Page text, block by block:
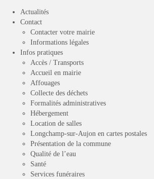
Actualités
Contact
Contacter votre mairie
Informations légales
Infos pratiques
Accès / Transports
Accueil en mairie
Affouages
Collecte des déchets
Formalités administratives
Hébergement
Location de salles
Longchamp-sur-Aujon en cartes postales
Présentation de la commune
Qualité de l’eau
Santé
Services funéraires